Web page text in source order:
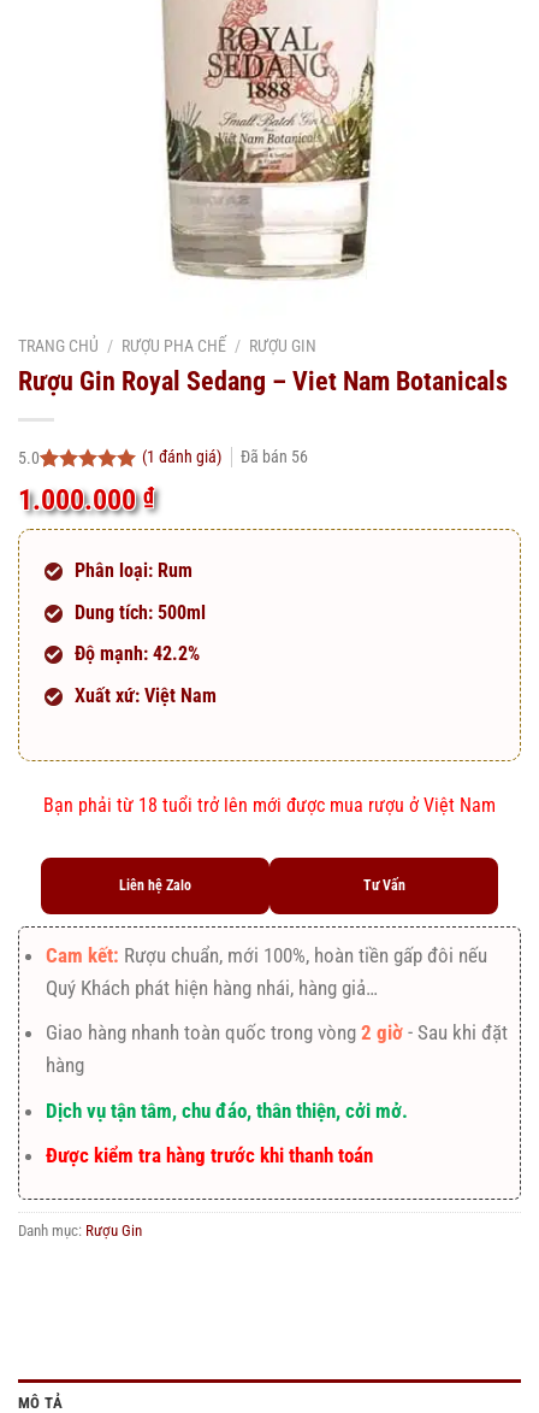
TRANG CHỦ / RƯỢU PHA CHẾ / RƯỢU GIN
Rượu Gin Royal Sedang – Viet Nam Botanicals
5.0
5.0trên 5
dựa trên
1
đánh giá
(1 đánh giá) Đã bán 56
1.000.000₫
Phân loại: Rum
Dung tích: 500ml
Độ mạnh: 42.2%
Xuất xứ: Việt Nam
Bạn phải từ 18 tuổi trở lên mới được mua rượu ở Việt Nam
Liên hệ Zalo Tư Vấn
Cam kết: Rượu chuẩn, mới 100%, hoàn tiền gấp đôi nếu
Quý Khách phát hiện hàng nhái, hàng giả…
Giao hàng nhanh toàn quốc trong vòng2 giờ - Sau khi đặt
hàng
Dịch vụ tận tâm, chu đáo, thân thiện, cởi mở.
Được kiểm tra hàng trước khi thanh toán
Danh mục: Rượu Gin
MÔ TẢ